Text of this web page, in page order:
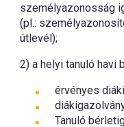
személyazonosság
(pl.:
útlevél);
2) a helyi tanuló havi
érvényes
Tanuló